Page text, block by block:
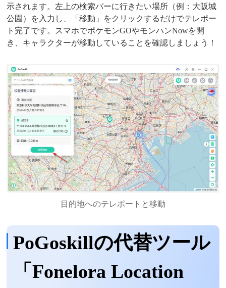
示されます。左上の検索バーに行きたい場所（例：大阪城
公園）を入力し、「移動」をクリックするだけでテレポー
ト完了です。スマホでポケモンGOやモンハンNowを開
き、キャラクターが移動していることを確認しましょう！
目的地へのテレポートと移動
PoGoskillの代替ツール
「Fonelora Location